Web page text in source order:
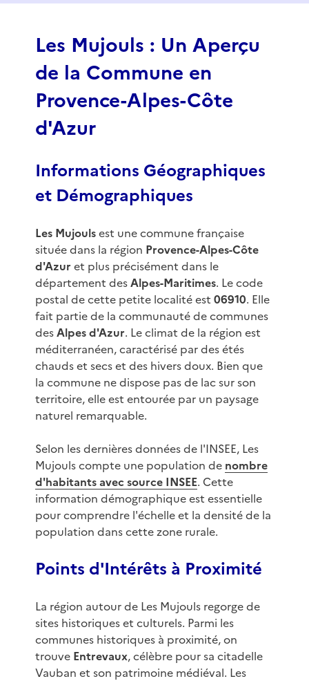
f
Les Mujouls : Un Aperçu
de la Commune en
Provence-Alpes-Côte
d'Azur
Informations Géographiques
et Démographiques
Les Mujoulsest une commune française
située dans la région Provence-Alpes-Côte
d'Azur et plus précisément dans le
département desAlpes-Maritimes. Le code
postal de cette petite localité est 06910. Elle
fait partie de la communauté de communes
desAlpes d'Azur. Le climat de la région est
méditerranéen, caractérisé par des étés
chauds et secs et des hivers doux. Bien que
la commune ne dispose pas de lac sur son
territoire, elle est entourée par un paysage
naturel remarquable.
Selon les dernières données de l'INSEE, Les
Mujouls compte une population de nombre
d'habitants avec source INSEE. Cette
information démographique est essentielle
pour comprendre l'échelle et la densité de la
population dans cette zone rurale.
Points d'Intérêts à Proximité
La région autour de Les Mujouls regorge de
sites historiques et culturels. Parmi les
communes historiques à proximité, on
trouve Entrevaux, célèbre pour sa citadelle
Vauban et son patrimoine médiéval. Les